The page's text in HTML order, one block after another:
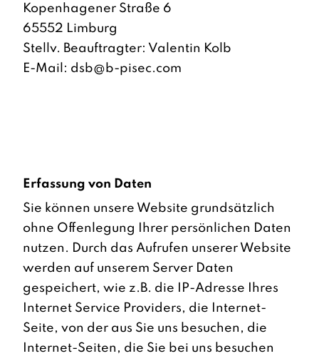
Kopenhagener Straße 6
65552 Limburg
Stellv. Beauftragter: Valentin Kolb
E-Mail: dsb@b-pisec.com
Erfassung von Daten
Sie können unsere Website grundsätzlich
ohne Offenlegung Ihrer persönlichen Daten
nutzen. Durch das Aufrufen unserer Website
werden auf unserem Server Daten
gespeichert, wie z.B. die IP-Adresse Ihres
Internet Service Providers, die Internet-
Seite, von der aus Sie uns besuchen, die
Internet-Seiten, die Sie bei uns besuchen